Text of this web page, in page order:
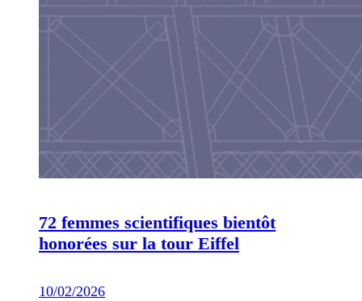
72 femmes scientifiques bientôt
honorées sur la tour Eiffel
10/02/2026